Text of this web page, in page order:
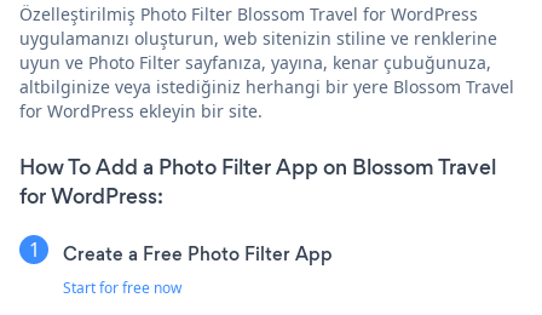
Özelleştirilmiş Photo Filter Blossom Travel for WordPress
uygulamanızı oluşturun, web sitenizin stiline ve renklerine
uyun ve Photo Filter sayfanıza, yayına, kenar çubuğunuza,
altbilginize veya istediğiniz herhangi bir yere Blossom Travel
for WordPress ekleyin bir site.
How To Add a Photo Filter App on Blossom Travel
for WordPress:
Create a Free Photo Filter App
Start for free now